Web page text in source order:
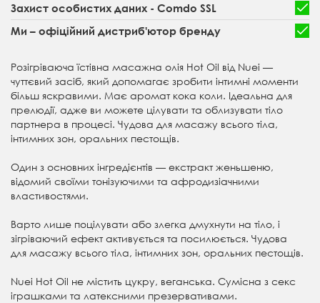
Захист особистих даних - Comdo SSL
Ми – офіційний дистриб'ютор бренду
Розігріваюча їстівна масажна олія Hot Oil від Nuei —
чуттєвий засіб, який допомагає зробити інтимні моменти
більш яскравими. Має аромат кока коли. Ідеальна для
прелюдії, адже ви можете цілувати та облизувати тіло
партнера в процесі. Чудова для масажу всього тіла,
інтимних зон, оральних пестощів.
Один з основних інгредієнтів — екстракт женьшеню,
відомий своїми тонізуючими та афродизіачними
властивостями.
Варто лише поцілувати або злегка дмухнути на тіло, і
зігріваючий ефект активується та посилюється. Чудова
для масажу всього тіла, інтимних зон, оральних пестощів.
Nuei Hot Oil не містить цукру, веганська. Сумісна з секс
іграшками та латексними презервативами.